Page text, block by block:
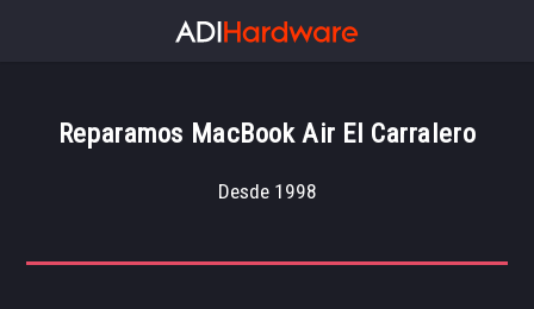
Reparamos MacBook Air El Carralero
Desde 1998